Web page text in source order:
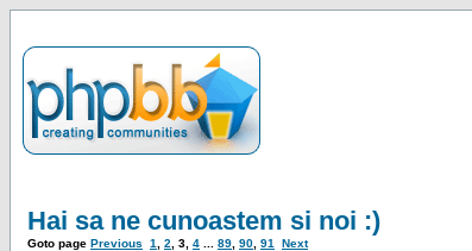
Hai sa ne cunoastem si noi :)
Goto page Previous 1 2 3 4 89 90 91 Next